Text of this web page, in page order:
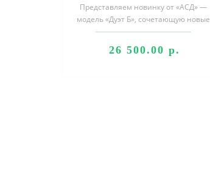
Представляем новинку от «АСД» ―
модель «Дуэт Б», сочетающую новые
дизайнерские решения и наш
26 500.00 р.